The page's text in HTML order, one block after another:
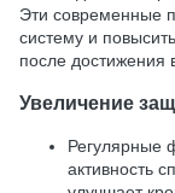
Эти современные
систему и
после достижения
Увеличение
Регулярные
активность